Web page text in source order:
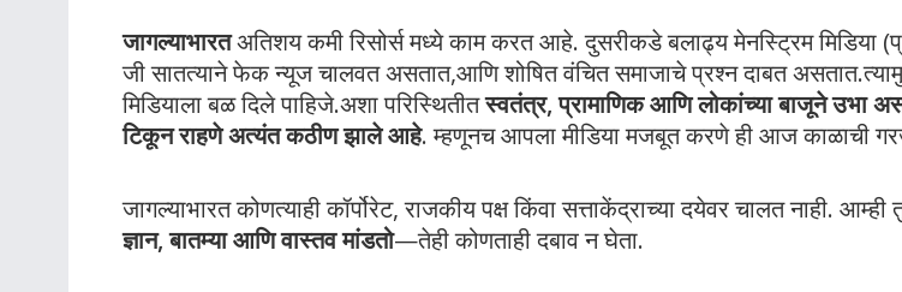
जागल्याभारतअतिशय कमी रिसोर्स मध्ये काम करत आहे. दुसरीकडे बलाढ्य मेनस्ट्रिम मिडिया
जी सातत्याने फेक न्यूज चालवत असतात,आणि शोषित वंचित समाजाचे प्रश्न दाबत
मिडियाला बळ दिले पाहिजे.अशा परिस्थितीतस्वतंत्र, प्रामाणिक आणि लोकांच्या बाजूने उभा
टिकून राहणे अत्यंत कठीण झाले आहे. म्हणूनच आपला मीडिया मजबूत करणे ही आज काळाची
जागल्याभारत कोणत्याही कॉर्पोरेट, राजकीय पक्ष किंवा सत्ताकेंद्राच्या दयेवर चालत नाही. आम्ही
ज्ञान, बातम्या आणि वास्तव मांडतो—तेही कोणताही दबाव न घेता.